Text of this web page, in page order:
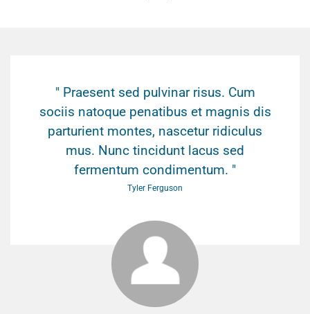
" Praesent sed pulvinar risus. Cum
sociis natoque penatibus et magnis dis
parturient montes, nascetur ridiculus
mus. Nunc tincidunt lacus sed
fermentum condimentum. "
Tyler Ferguson